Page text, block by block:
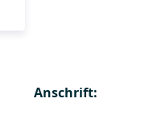
Anschrift: